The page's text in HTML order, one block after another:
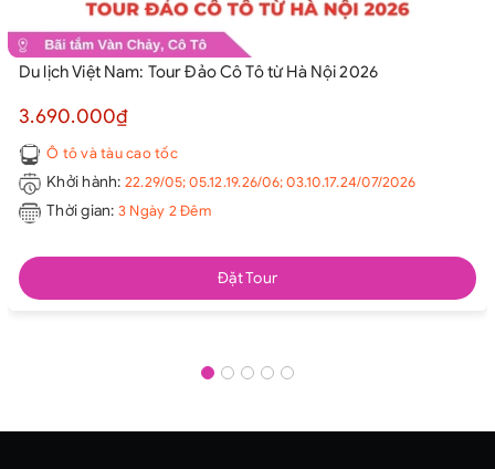
Du lịch Việt Nam: Tour Đảo Cô Tô từ Hà Nội 2026
3.690.000₫
Ô tô và tàu cao tốc
Khởi hành: 22.29/05; 05.12.19.26/06; 03.10.17.24/07/2026
Thời gian: 3 Ngày 2 Đêm
Đặt Tour